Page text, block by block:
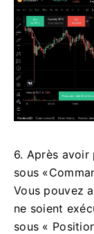
6. Après avoir
sous
Vous pouvez
ne soient
sous «